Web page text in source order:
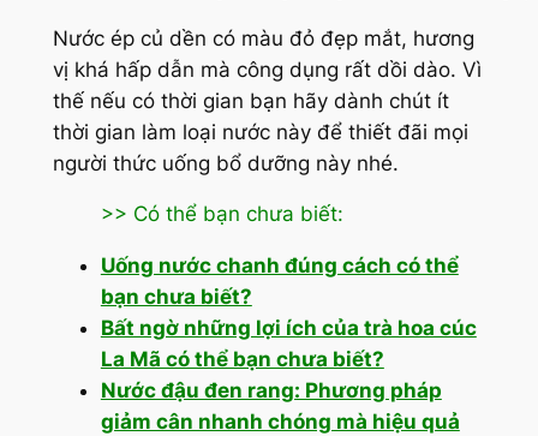
Nước ép củ dền có màu đỏ đẹp mắt, hương
vị khá hấp dẫn mà công dụng rất dồi dào. Vì
thế nếu có thời gian bạn hãy dành chút ít
thời gian làm loại nước này để thiết đãi mọi
người thức uống bổ dưỡng này nhé.
>> Có thể bạn chưa biết:
Uống nước chanh đúng cách có thể
bạn chưa biết?
Bất ngờ những lợi ích của trà hoa cúc
La Mã có thể bạn chưa biết?
Nước đậu đen rang: Phương pháp
giảm cân nhanh chóng mà hiệu quả